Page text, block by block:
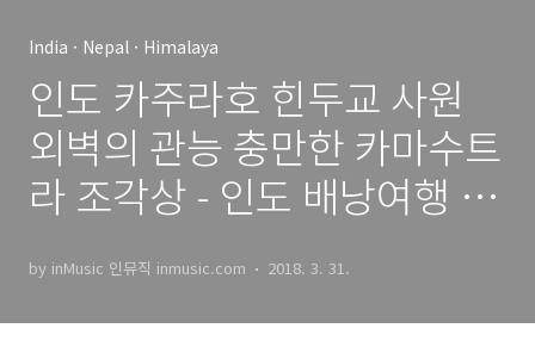
India · Nepal · Himalaya
인도 카주라호 힌두교 사원
외벽의 관능 충만한 카마수트
라 조각상 - 인도 배낭여행 사
음악 ｜ inMusic 인뮤직
by inMusic 인뮤직 inmusic.com 2018. 3. 31.